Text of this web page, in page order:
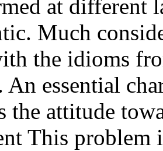
at different
Much
the idioms
An essential
the attitude
This problem